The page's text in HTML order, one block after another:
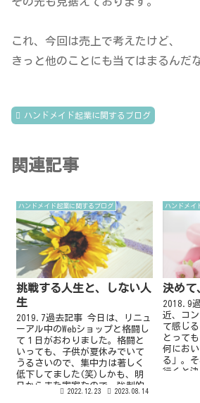
これ、今回は売上で考えたけど、
きっと他のことにも当てはまるんだな
ハンドメイド起業に関するブログ
関連記事
ハンドメイド起業に関するブログ
挑戦する人生と、しない人
生
2019.7過去記事 今日は、リニュ
ーアル中のWebショップと格闘し
て１日がおわりました。格闘と
いっても、子供が夏休みでいて
うるさいので、集中力は著しく
低下してました(笑)しかも、明
日からまた実家なので、強制的
2022.12.23 2023.08.14
ハンドメイ
決めて
2018.9
近、コ
て感じ
とって
何にお
る」。
行くと